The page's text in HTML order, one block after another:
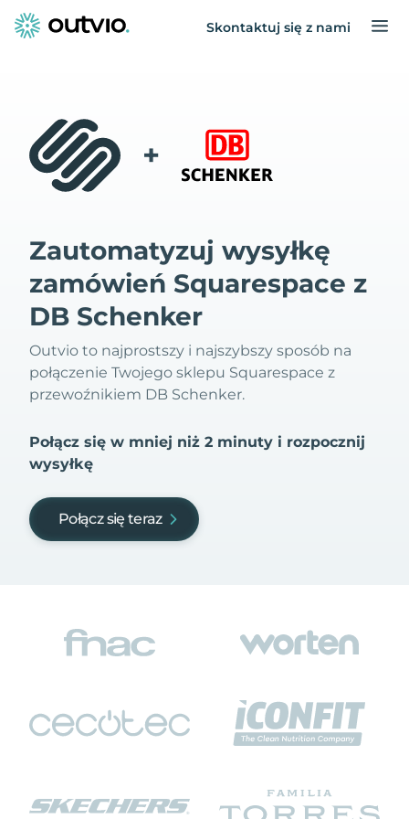
Skontaktuj się z nami
+
Zautomatyzuj wysyłkę
zamówień Squarespace z
DB Schenker
Outvio to najprostszy i najszybszy sposób na
połączenie Twojego sklepu Squarespace z
przewoźnikiem DB Schenker.
Połącz się w mniej niż 2 minuty i rozpocznij
wysyłkę
Połącz się teraz